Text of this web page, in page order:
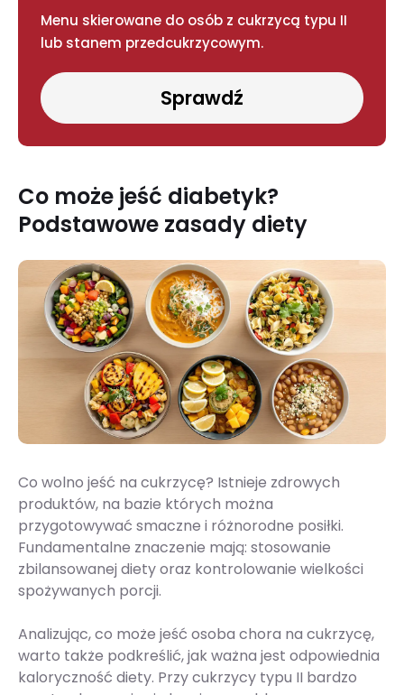
Menu skierowane do osób z cukrzycą typu II
lub stanem przedcukrzycowym.
Sprawdź
Co może jeść diabetyk?
Podstawowe zasady diety
Co wolno jeść na cukrzycę? Istnieje zdrowych
produktów, na bazie których można
przygotowywać smaczne i różnorodne posiłki.
Fundamentalne znaczenie mają: stosowanie
zbilansowanej diety oraz kontrolowanie wielkości
spożywanych porcji.
Analizując, co może jeść osoba chora na cukrzycę,
warto także podkreślić, jak ważna jest odpowiednia
kaloryczność diety. Przy cukrzycy typu II bardzo